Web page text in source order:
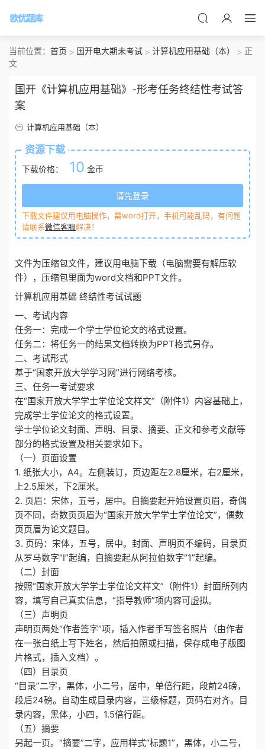
当前位置： 首页 国开电大期未考试 计算机应用基础（本）
正
文
国开《计算机应用基础》-形考任务终结性考试答
案
计算机应用基础（本）
资源下载
下载价格： 10 金币
请先登录
下载文件建议用电脑操作，需word打开，手机可能乱码，有问题
请联系微信客服解决！
文件为压缩包文件，建议用电脑下载（电脑需要有解压软
件），压缩包里面为word文档和PPT文件。
计算机应用基础 终结性考试试题
一、考试内容
任务一：完成一个学士学位论文的格式设置。
任务二：将任务一的结果文档转换为PPT格式另存。
二、考试形式
基于“国家开放大学学习网”进行网络考核。
三、任务一考试要求
在“国家开放大学学士学位论文样文”（附件1）内容基础上，
完成学士学位论文的格式设置。
学士学位论文封面、声明、目录、摘要、正文和参考文献等
部分的格式设置及相关要求如下。
（一）页面设置
1. 纸张大小，A4。左侧装订，页边距左2.8厘米，右2厘米，
上2.5厘米，下2厘米。
2. 页眉：宋体，五号，居中。自摘要起开始设置页眉，奇偶
页不同，奇数页页眉为“国家开放大学学士学位论文”，偶数
页页眉为论文题目。
3. 页码：宋体，五号，居中。封面、声明页不编码，目录页
从罗马数字“I”起编，自摘要起从阿拉伯数字“1”起编。
（二）封面
按照“国家开放大学学士学位论文样文”（附件1）封面所列内
容，填写自己真实信息，“指导教师”项内容可虚拟。
（三）声明页
声明页两处“作者签字”项，插入作者手写签名照片（由作者
在一张白纸上写下姓名，然后拍照或扫描，保存成电子版图
片格式，插入文档）。
（四）目录页
“目录”二字，黑体，小二号，居中，单倍行距，段前24磅，
段后24磅。自动生成目录内容，三级标题，页码右对齐。目
录内容，黑体，小四，1.5倍行距。
（五）摘要
另起一页。“摘要”二字，应用样式“标题1”，黑体，小二号，